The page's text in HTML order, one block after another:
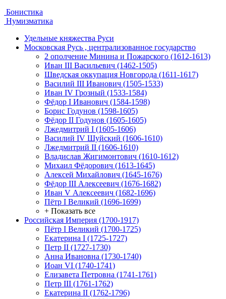
Бонистика
Нумизматика
Удельные княжества Руси
Московская Русь , централизованное государство
2 ополчение Минина и Пожарского (1612-1613)
Иван III Васильевич (1462-1505)
Шведская оккупация Новгорода (1611-1617)
Василий III Иванович (1505-1533)
Иван IV Грозный (1533-1584)
Фёдор I Иванович (1584-1598)
Борис Годунов (1598-1605)
Фёдор II Годунов (1605-1605)
Лжедмитрий I (1605-1606)
Василий IV Шуйский (1606-1610)
Лжедмитрий II (1606-1610)
Владислав Жигимонтович (1610-1612)
Михаил Фёдорович (1613-1645)
Алексей Михайлович (1645-1676)
Фёдор III Алексеевич (1676-1682)
Иван V Алексеевич (1682-1696)
Пётр I Великий (1696-1699)
+ Показать все
Российская Империя (1700-1917)
Пётр I Великий (1700-1725)
Екатерина I (1725-1727)
Петр II (1727-1730)
Анна Ивановна (1730-1740)
Иоан VI (1740-1741)
Елизавета Петровна (1741-1761)
Петр III (1761-1762)
Екатерина II (1762-1796)